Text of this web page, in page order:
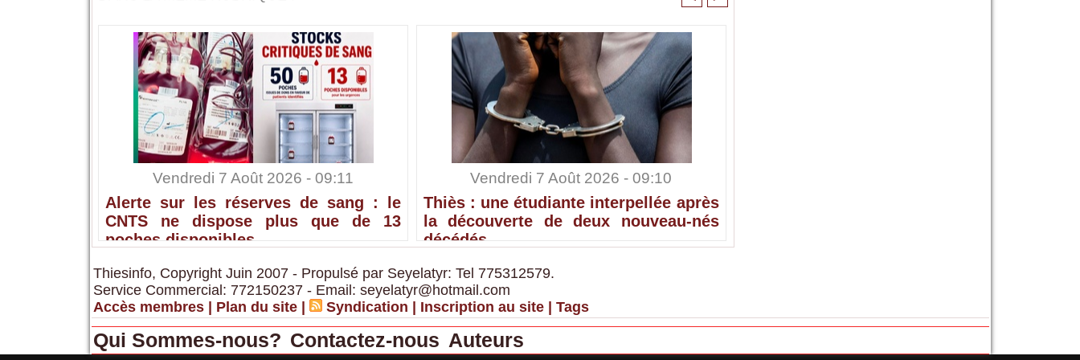
Vendredi 7 Août 2026 - 09:11
Alerte sur les réserves de sang : le
CNTS ne dispose plus que de 13
poches disponibles
Vendredi 7 Août 2026 - 09:10
Thiès : une étudiante interpellée après
la découverte de deux nouveau-nés
décédés
Thiesinfo, Copyright Juin 2007 - Propulsé par Seyelatyr: Tel 775312579.
Service Commercial: 772150237 - Email: seyelatyr@hotmail.com
Accès membres
Plan du site Syndication Inscription au site Tags
Qui Sommes-nous? Contactez-nous Auteurs